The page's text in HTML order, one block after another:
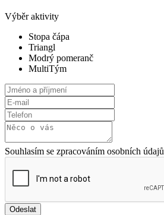
Výběr aktivity
Stopa čápa
Triangl
Modrý pomeranč
MultiTým
Souhlasím se zpracováním osobních údajů
Odeslat